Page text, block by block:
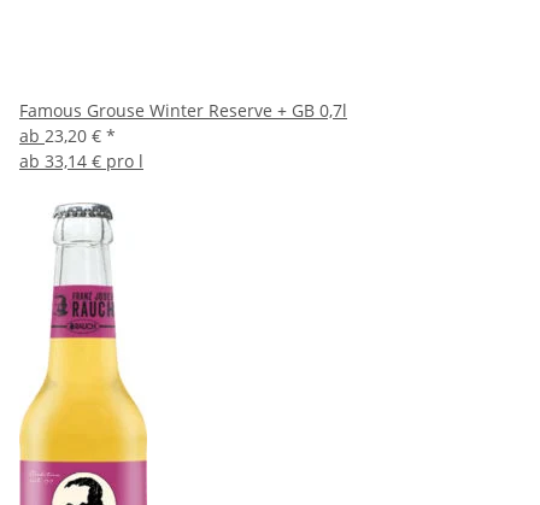
Famous Grouse Winter Reserve + GB 0,7l
ab 23,20 € *
ab 33,14 € pro l